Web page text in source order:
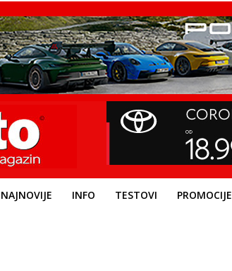
NAJNOVIJE INFO TESTOVI PROMOCIJE